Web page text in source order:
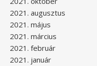
2021. augusztus
2021. május
2021. március
2021. február
2021. január